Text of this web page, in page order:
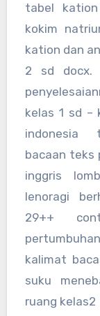
tabel
kokim
kation dan
2 sd docx.
kelas 1 sd –
indonesia
bacaan teks
inggris
lenoragi
29++
kalimat
suku
ruang kelas2